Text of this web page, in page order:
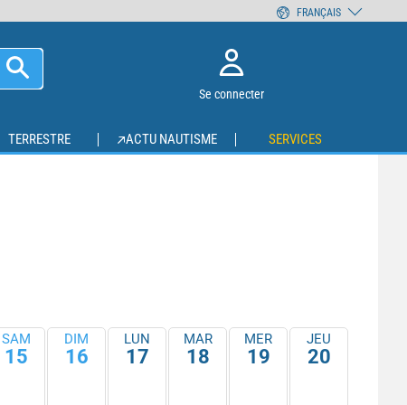
Se connecter
TERRESTRE ACTU NAUTISME SERVICES
SAM
15
DIM
16
LUN
17
MAR
18
MER
19
JEU
20
FRANÇAIS